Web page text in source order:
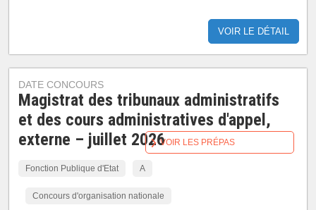
VOIR LE DÉTAIL
DATE CONCOURS
Magistrat des tribunaux administratifs
et des cours administratives d'appel,
externe – juillet 2026
Fonction Publique d'Etat A
Concours d'organisation nationale
VOIR LES PRÉPAS